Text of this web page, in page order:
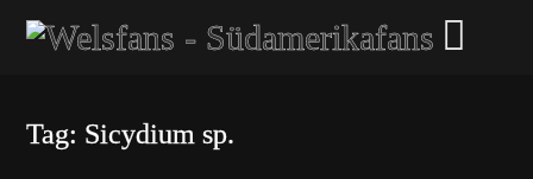
Tag: Sicydium sp.